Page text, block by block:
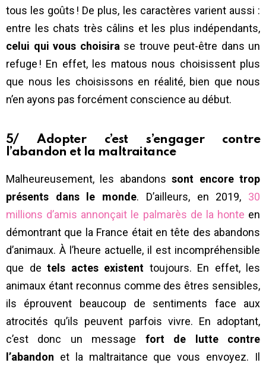
tous les goûts ! De plus, les caractères varient aussi :
entre les chats très câlins et les plus indépendants,
celui qui vous choisira se trouve peut-être dans un
refuge ! En effet, les matous nous choisissent plus
que nous les choisissons en réalité, bien que nous
n’en ayons pas forcément conscience au début.
5/ Adopter c’est s’engager contre
l’abandon et la maltraitance
Malheureusement, les abandons sont encore trop
présents dans le monde. D’ailleurs, en 2019, 30
millions d’amis annonçait le palmarès de la honte en
démontrant que la France était en tête des abandons
d’animaux. À l’heure actuelle, il est incompréhensible
que de tels actes existent toujours. En effet, les
animaux étant reconnus comme des êtres sensibles,
ils éprouvent beaucoup de sentiments face aux
atrocités qu’ils peuvent parfois vivre. En adoptant,
c’est donc un message fort de lutte contre
l’abandon et la maltraitance que vous envoyez. Il